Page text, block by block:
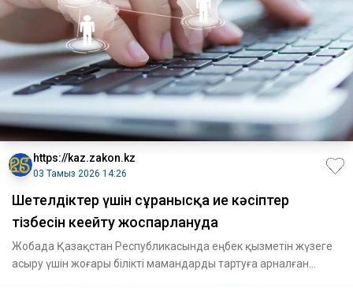
https://kaz.zakon.kz
03 Тамыз 2026 14:26
Шетелдіктер үшін сұранысқа ие кәсіптер
тізбесін кеңейту жоспарлануда
Жобада Қазақстан Республикасында еңбек қызметін жүзеге
асыру үшін жоғары білікті мамандарды тартуға арналған